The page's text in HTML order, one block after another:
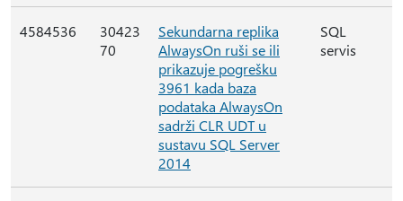
4584536
30423
70
Sekundarna replika
AlwaysOn ruši se ili
prikazuje pogrešku
3961 kada baza
podataka AlwaysOn
sadrži CLR UDT u
sustavu SQL Server
2014
SQL
servis